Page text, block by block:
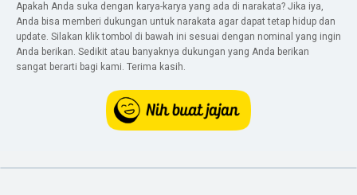
Apakah Anda suka dengan karya-karya yang ada di narakata? Jika iya,
Anda bisa memberi dukungan untuk narakata agar dapat tetap hidup dan
update. Silakan klik tombol di bawah ini sesuai dengan nominal yang ingin
Anda berikan. Sedikit atau banyaknya dukungan yang Anda berikan
sangat berarti bagi kami. Terima kasih.